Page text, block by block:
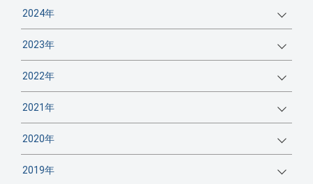
2024年
2023年
2022年
2021年
2020年
2019年